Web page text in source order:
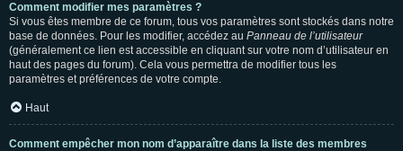
Comment modifier mes paramètres ?
Si vous êtes membre de ce forum, tous vos paramètres sont stockés dans notre
base de données. Pour les modifier, accédez au Panneau de l’utilisateur
(généralement ce lien est accessible en cliquant sur votre nom d’utilisateur en
haut des pages du forum). Cela vous permettra de modifier tous les
paramètres et préférences de votre compte.
Haut
Comment empêcher mon nom d’apparaître dans la liste des membres